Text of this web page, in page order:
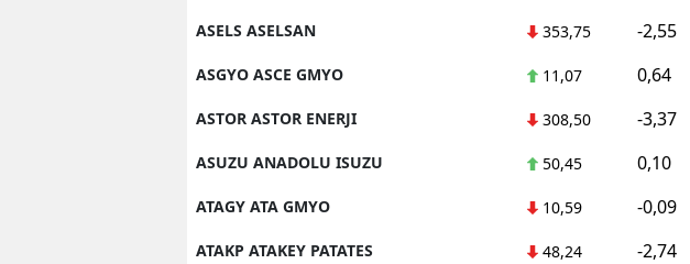
ASELS ASELSAN 353,75 -2,55
ASGYO ASCE GMYO 11,07 0,64
ASTOR ASTOR ENERJI 308,50 -3,37
ASUZU ANADOLU ISUZU 50,45 0,10
ATAGY ATA GMYO 10,59 -0,09
ATAKP ATAKEY PATATES 48,24 -2,74